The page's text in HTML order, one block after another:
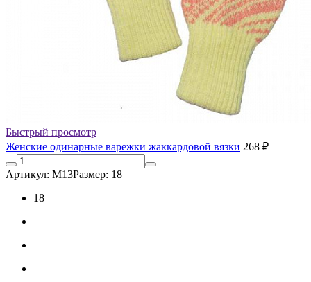
Быстрый просмотр
Женские одинарные варежки жаккардовой вязки 268 ₽
Артикул: М13Размер: 18
18